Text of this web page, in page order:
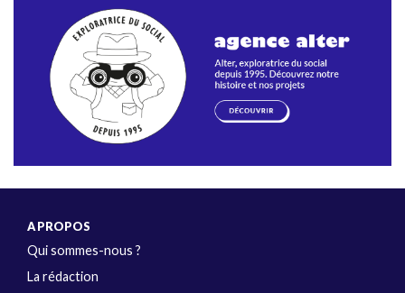
A PROPOS
Qui sommes-nous ?
La rédaction